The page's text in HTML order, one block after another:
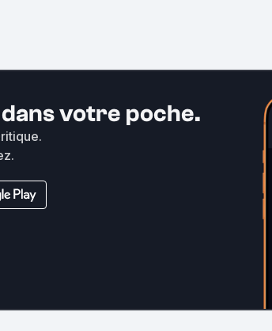
votre poche.